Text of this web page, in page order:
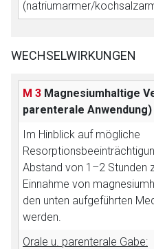
(natriumarmer/
WECHSELWIRKUNGEN
M 3 Magnesiumhaltige
parenterale Anwendung)
Im Hinblick auf mögliche
Abstand von 1–2 Stunden
Einnahme von
den unten aufgeführten
werden.
Orale u. parenterale Gabe: